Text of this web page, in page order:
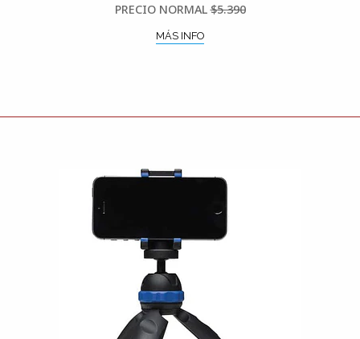
PRECIO NORMAL$5.390
MÁS INFO